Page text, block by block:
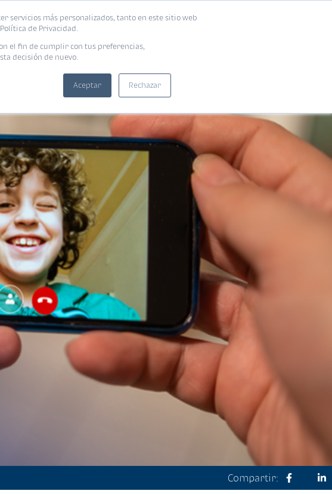
servicios más personalizados, tanto en este sitio web
de Privacidad.
el fin de cumplir con tus preferencias,
decisión de nuevo.
Aceptar Rechazar
CALCULADORAS EBOOKS
Compartir: